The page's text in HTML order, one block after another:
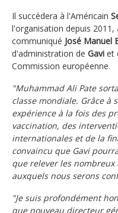
Il succédera à l'Américain
l'organisation depuis 2011,
communiqué José Manuel
d'administration de Gavi et
Commission européenne.
"Muhammad Ali Pate
classe mondiale. Grâce à
expérience à la fois des
vaccination, des
internationales et de la
convaincu que Gavi
que relever les
auxquels nous serons
"Je suis profondément
que nouveau directeur